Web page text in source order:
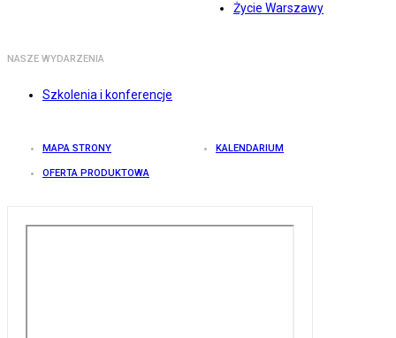
Życie Warszawy
NASZE WYDARZENIA
Szkolenia i konferencje
MAPA STRONY KALENDARIUM
OFERTA PRODUKTOWA